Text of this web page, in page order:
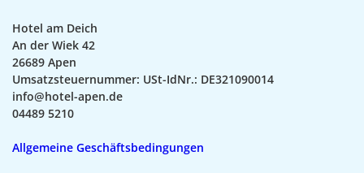
Hotel am Deich
An der Wiek 42
26689 Apen
Umsatzsteuernummer: USt-IdNr.: DE321090014
info@hotel-apen.de
04489 5210
Allgemeine Geschäftsbedingungen